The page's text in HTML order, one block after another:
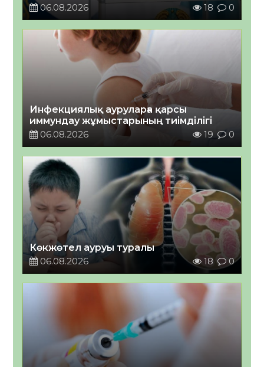
06.08.2026
18 0
Инфекциялық ауруларға қарсы
иммундау жұмыстарының тиімділігі
06.08.2026
19 0
Көкжөтел ауруы туралы
06.08.2026
18 0